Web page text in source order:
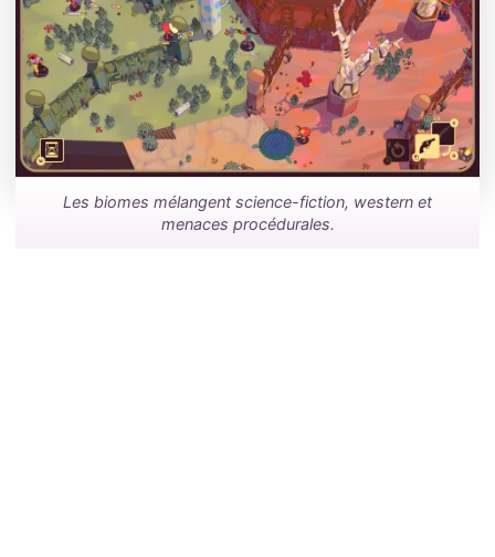
Les biomes mélangent science-fiction, western et
menaces procédurales.